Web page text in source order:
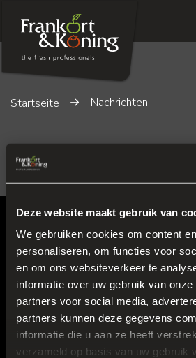
Deze website maakt gebruik van
We gebruiken cookies om content
personaliseren, om functies voor
en om ons websiteverkeer te
informatie over uw gebruik van
partners voor social media,
partners kunnen deze gegevens
informatie die u aan ze heeft
verzameld op basis van uw gebruik
Inhalt
Startseite Nachrichten
Hauptsitz
Venrayseweg 152
5928 RH Venlo
Fresh Park Venlo
Venlo nr. 3831
+31 (0)77 389 72 72
info@frankort.nl